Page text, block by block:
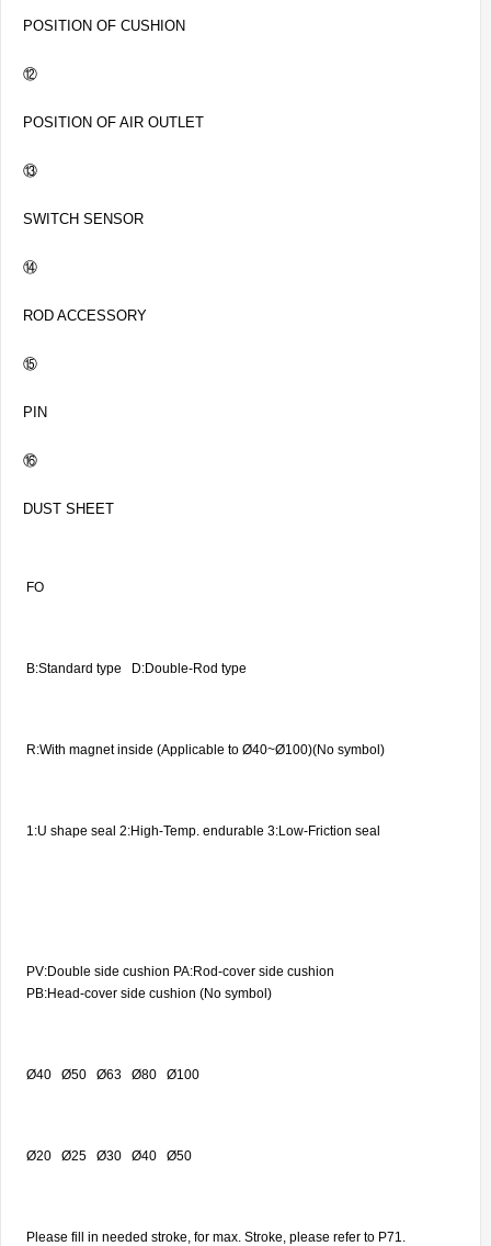
POSITION OF CUSHION
⑫
POSITION OF AIR OUTLET
⑬
SWITCH SENSOR
⑭
ROD ACCESSORY
⑮
PIN
⑯
DUST SHEET
FO
B:Standard type D:Double-Rod type
R:With magnet inside (Applicable to Ø40~Ø100)(No symbol)
1:U shape seal 2:High-Temp. endurable 3:Low-Friction seal
PV:Double side cushion PA:Rod-cover side cushion
PB:Head-cover side cushion (No symbol)
Ø40 Ø50 Ø63 Ø80 Ø100
Ø20 Ø25 Ø30 Ø40 Ø50
Please fill in needed stroke, for max. Stroke, please refer to P71.